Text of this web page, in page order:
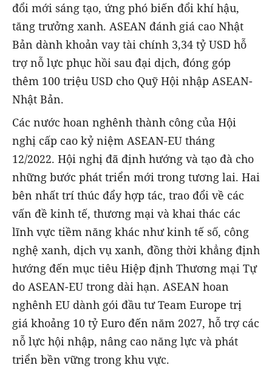
đổi mới sáng tạo, ứng phó biến đổi khí hậu,
tăng trưởng xanh. ASEAN đánh giá cao Nhật
Bản dành khoản vay tài chính 3,34 tỷ USD hỗ
trợ nỗ lực phục hồi sau đại dịch, đóng góp
thêm 100 triệu USD cho Quỹ Hội nhập ASEAN-
Nhật Bản.
Các nước hoan nghênh thành công của Hội
nghị cấp cao kỷ niệm ASEAN-EU tháng
12/2022. Hội nghị đã định hướng và tạo đà cho
những bước phát triển mới trong tương lai. Hai
bên nhất trí thúc đẩy hợp tác, trao đổi về các
vấn đề kinh tế, thương mại và khai thác các
lĩnh vực tiềm năng khác như kinh tế số, công
nghệ xanh, dịch vụ xanh, đồng thời khẳng định
hướng đến mục tiêu Hiệp định Thương mại Tự
do ASEAN-EU trong dài hạn. ASEAN hoan
nghênh EU dành gói đầu tư Team Europe trị
giá khoảng 10 tỷ Euro đến năm 2027, hỗ trợ các
nỗ lực hội nhập, nâng cao năng lực và phát
triển bền vững trong khu vực.